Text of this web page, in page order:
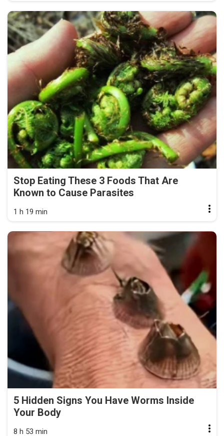
Stop Eating These 3 Foods That Are
Known to Cause Parasites
1 h 19 min
5 Hidden Signs You Have Worms Inside
Your Body
8 h 53 min